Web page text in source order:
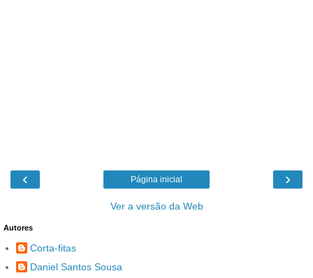
‹ ›
Página inicial
Ver a versão da Web
Autores
Corta-fitas
Daniel Santos Sousa